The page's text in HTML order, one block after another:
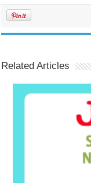
Related Articles